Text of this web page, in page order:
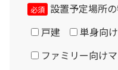
必須 設置予定場所
戸建
単身向
ファミリー向け